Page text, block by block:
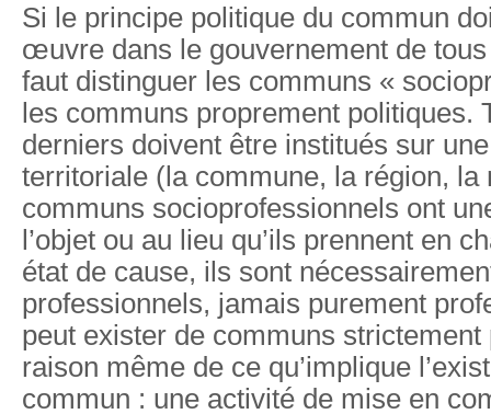
Si le principe politique du commun
œuvre dans le gouvernement de
faut distinguer les communs «
les communs proprement politiques.
derniers doivent être institués sur
territoriale (la commune, la région, la
communs socioprofessionnels ont
l’objet ou au lieu qu’ils prennent en
état de cause, ils sont
professionnels, jamais purement
peut exister de communs
raison même de ce qu’implique
commun : une activité de mise en